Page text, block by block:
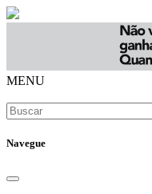
MENU
Navegue